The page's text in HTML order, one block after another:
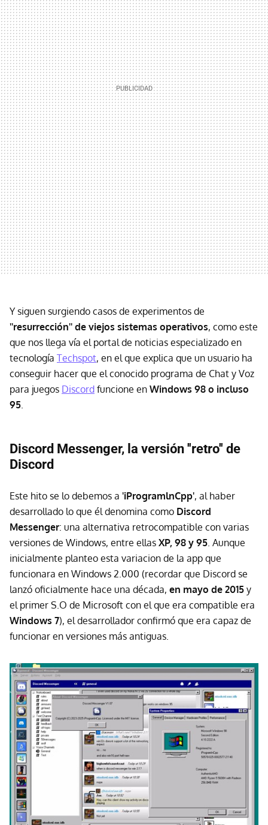
Y siguen surgiendo casos de experimentos de
''resurrección'' de viejos sistemas operativos, como este
que nos llega vía el portal de noticias especializado en
tecnología Techspot, en el que explica que un usuario ha
conseguir hacer que el conocido programa de Chat y Voz
para juegos Discord funcione en Windows 98 o incluso
95.
Discord Messenger, la versión ''retro'' de
Discord
Este hito se lo debemos a 'iProgramlnCpp', al haber
desarrollado lo que él denomina como Discord
Messenger: una alternativa retrocompatible con varias
versiones de Windows, entre ellas XP, 98 y 95. Aunque
inicialmente planteo esta variacion de la app que
funcionara en Windows 2.000 (recordar que Discord se
lanzó oficialmente hace una década, en mayo de 2015 y
el primer S.O de Microsoft con el que era compatible era
Windows 7), el desarrollador confirmó que era capaz de
funcionar en versiones más antiguas.